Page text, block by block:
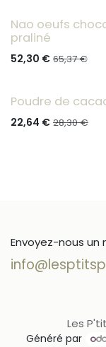
Nao oeufs
praliné
52,30 € 65,37€
Poudre de
22,64 € 28,30€
Envoyez-nous un
Les
Généré par